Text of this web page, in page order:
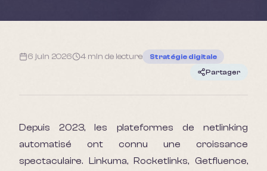
6 juin 2026 4 min de lecture
Stratégie digitale
Partager
Depuis 2023, les plateformes de netlinking
automatisé ont connu une croissance
spectaculaire. Linkuma, Rocketlinks, Getfluence,